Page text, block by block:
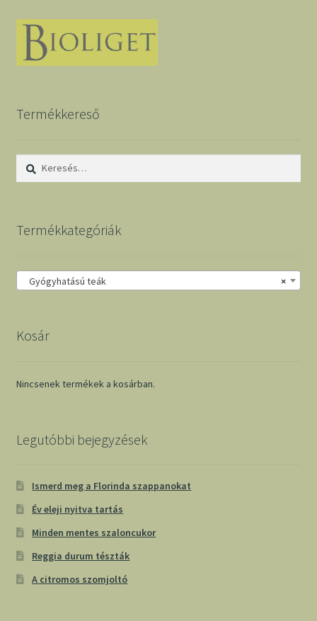
Termékkereső
Keresés:
Termékkategóriák
×
Gyógyhatású teák
Kosár
Nincsenek termékek a kosárban.
Legutóbbi bejegyzések
Ismerd meg a Florinda szappanokat
Év eleji nyitva tartás
Minden mentes szaloncukor
Reggia durum tészták
A citromos szomjoltó